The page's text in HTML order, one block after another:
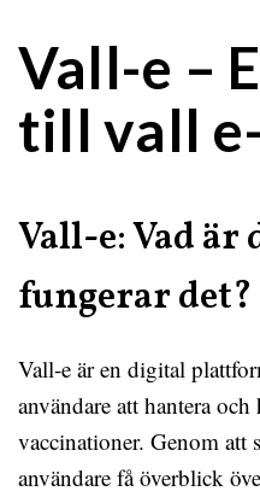
Vall-e –
till vall
Vall-e: Vad är
fungerar det?
Vall-e är en digital
användare att hantera
vaccinationer. Genom att
användare få överblick